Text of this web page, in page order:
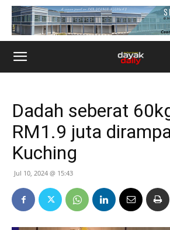
Dadah seberat
RM1.9 juta
Kuching
Jul 10, 2024 @ 15:43